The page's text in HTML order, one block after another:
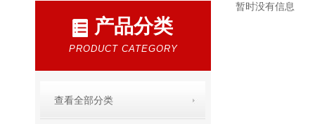
产品分类
PRODUCT CATEGORY
查看全部分类
暂时没有信息